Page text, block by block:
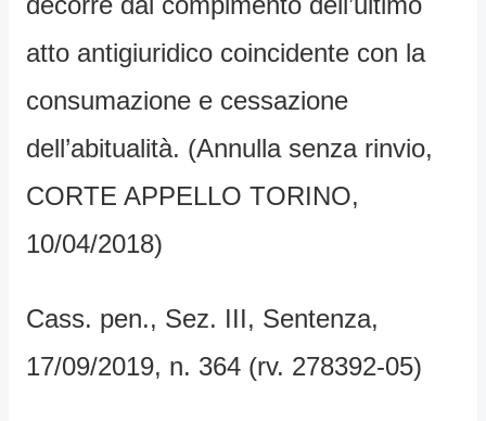
atto antigiuridico coincidente con la
consumazione e cessazione
dell’abitualità. (Annulla senza rinvio,
CORTE APPELLO TORINO,
10/04/2018)
Cass. pen., Sez. III, Sentenza,
17/09/2019, n. 364 (rv. 278392-05)